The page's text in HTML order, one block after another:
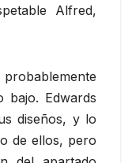
Alfred,
bajo. Edwards
diseños, y lo
de ellos, pero